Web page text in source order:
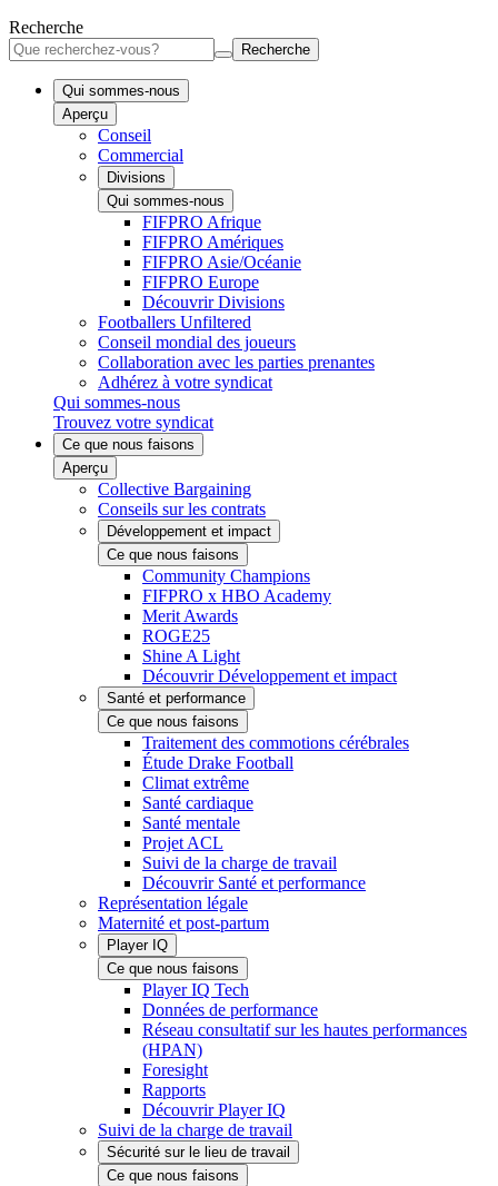
Recherche
Recherche
Qui sommes-nous
Aperçu
Conseil
Commercial
Divisions
Qui sommes-nous
FIFPRO Afrique
FIFPRO Amériques
FIFPRO Asie/Océanie
FIFPRO Europe
Découvrir Divisions
Footballers Unfiltered
Conseil mondial des joueurs
Collaboration avec les parties prenantes
Adhérez à votre syndicat
Qui sommes-nous
Trouvez votre syndicat
Ce que nous faisons
Aperçu
Collective Bargaining
Conseils sur les contrats
Développement et impact
Ce que nous faisons
Community Champions
FIFPRO x HBO Academy
Merit Awards
ROGE25
Shine A Light
Découvrir Développement et impact
Santé et performance
Ce que nous faisons
Traitement des commotions cérébrales
Étude Drake Football
Climat extrême
Santé cardiaque
Santé mentale
Projet ACL
Suivi de la charge de travail
Découvrir Santé et performance
Représentation légale
Maternité et post-partum
Player IQ
Ce que nous faisons
Player IQ Tech
Données de performance
Réseau consultatif sur les hautes performances
(HPAN)
Foresight
Rapports
Découvrir Player IQ
Suivi de la charge de travail
Sécurité sur le lieu de travail
Ce que nous faisons